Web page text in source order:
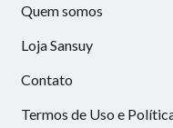
Quem somos
Loja Sansuy
Contato
Termos de Uso e